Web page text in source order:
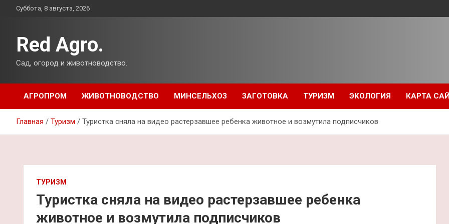
ПерейтиСуббота, 8 августа, 2026
Red Agro.
Сад, огород и животноводство.
АГРОПРОМ ЖИВОТНОВОДСТВО МИНСЕЛЬХОЗ ЗАГОТОВКА ТУРИЗМ ЭКОЛОГИЯ КАРТА
Главная Туризм Туристка сняла на видео растерзавшее ребенка животное и возмутила подписчиков
ТУРИЗМ
Туристка сняла на видео растерзавшее ребенка
животное и возмутила подписчиков